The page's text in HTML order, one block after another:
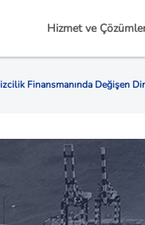
Hizmet ve
Finansmanında Değişen